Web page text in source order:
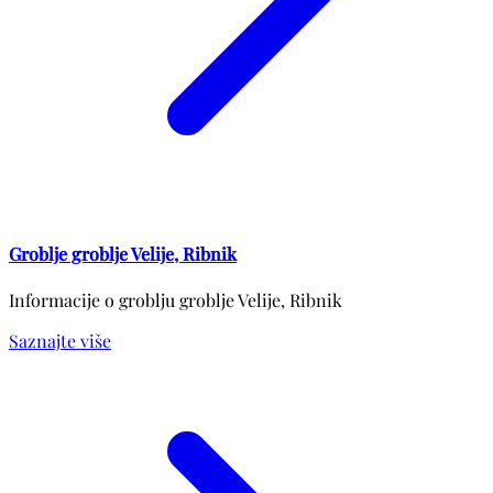
Groblje groblje Velije, Ribnik
Informacije o groblju groblje Velije, Ribnik
Saznajte više